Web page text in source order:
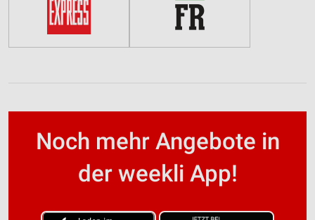
Noch mehr Angebote in
der weekli App!